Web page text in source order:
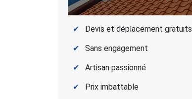
Devis et déplacement gratuits
Sans engagement
Artisan passionné
Prix imbattable